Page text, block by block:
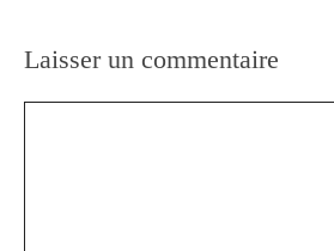
Laisser un commentaire